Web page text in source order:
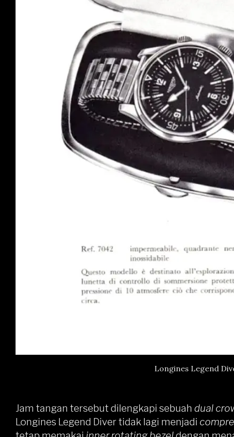
Longines Legend
Jam tangan tersebut dilengkapi sebuah dual
Longines Legend Diver tidak lagi menjadi